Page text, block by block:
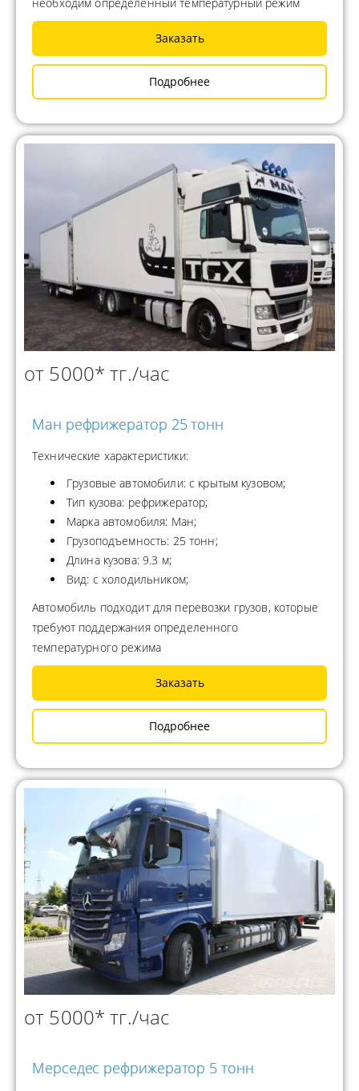
Заказать
Подробнее
от 5000* тг./час
Ман рефрижератор 25 тонн
Технические характеристики:
Грузовые автомобили: с крытым кузовом;
Тип кузова: рефрижератор;
Марка автомобиля: Ман;
Грузоподъемность: 25 тонн;
Длина кузова: 9.3 м;
Вид: с холодильником;
Автомобиль подходит для перевозки грузов, которые
требуют поддержания определенного
температурного режима
Заказать
Подробнее
от 5000* тг./час
Мерседес рефрижератор 5 тонн